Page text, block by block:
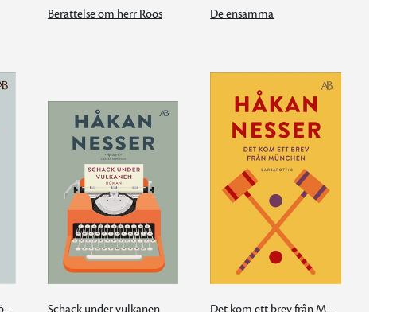
Berättelse om herr Roos De ensamma